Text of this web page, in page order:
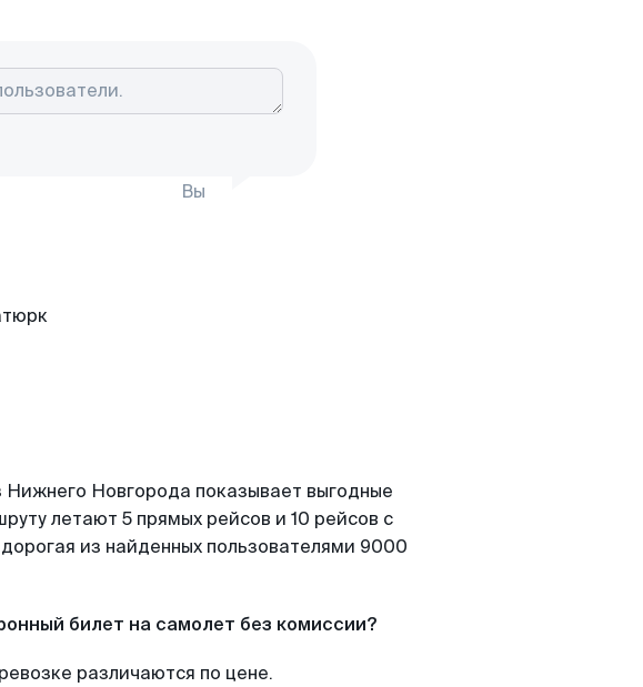
Вы
Нижнего Новгорода показывает выгодные
летают 5 прямых рейсов и 10 рейсов с
из найденных пользователями 9000
билет на самолет без комиссии?
различаются по цене.